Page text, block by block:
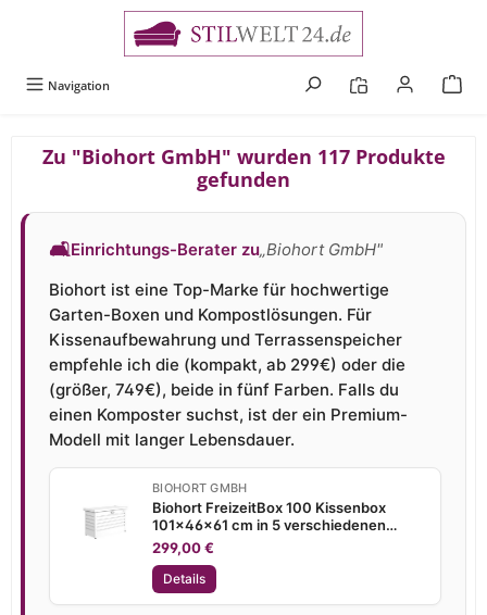
Navigation
Zu "Biohort GmbH" wurden 117 Produkte
gefunden
🛋Einrichtungs-Berater zu„Biohort GmbH"
Biohort ist eine Top-Marke für hochwertige
Garten-Boxen und Kompostlösungen. Für
Kissenaufbewahrung und Terrassenspeicher
empfehle ich die (kompakt, ab 299€) oder die
(größer, 749€), beide in fünf Farben. Falls du
einen Komposter suchst, ist der ein Premium-
Modell mit langer Lebensdauer.
BIOHORT GMBH
Biohort FreizeitBox 100 Kissenbox
101x46x61 cm in 5 verschiedenen
Farben Terrassenbox
299,00 €
Details